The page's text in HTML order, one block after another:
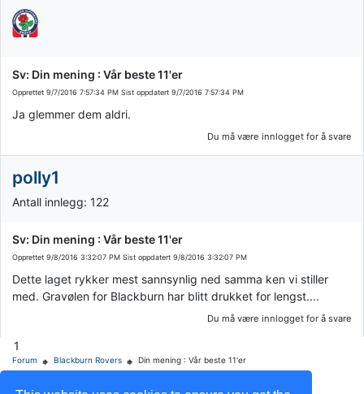
Sv: Din mening : Vår beste 11'er
Opprettet 9/7/2016 7:57:34 PM Sist oppdatert 9/7/2016 7:57:34 PM
Ja glemmer dem aldri.
Du må være innlogget for å svare
polly1
Antall innlegg: 122
Sv: Din mening : Vår beste 11'er
Opprettet 9/8/2016 3:32:07 PM Sist oppdatert 9/8/2016 3:32:07 PM
Dette laget rykker mest sannsynlig ned samma ken vi stiller
med. Gravølen for Blackburn har blitt drukket for lengst....
Du må være innlogget for å svare
1
Forum Blackburn Rovers Din mening : Vår beste 11'er